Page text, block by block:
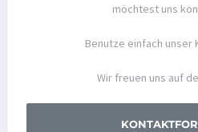
möchtest uns
Benutze einfach unser
Wir freuen uns auf